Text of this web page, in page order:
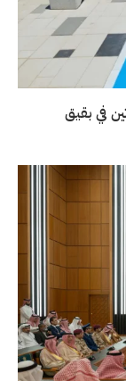
في بقيق